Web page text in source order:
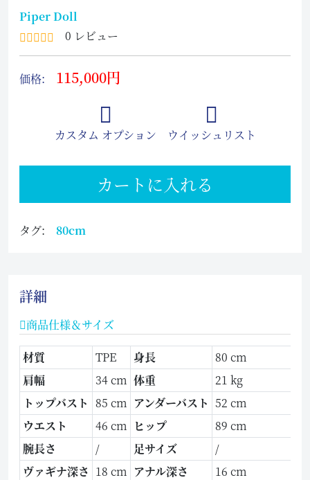
Piper Doll
0 レビュー
価格: 115,000円
カスタム オプション ウイッシュリスト
カートに入れる
タグ: 80cm
詳細
商品仕様＆サイズ
材質 TPE 身長
80 cm
肩幅
34 cm 体重
21 kg
トップバスト 85 cm アンダーバスト 52 cm
ウエスト
46 cm ヒップ
89 cm
腕長さ
/ 足サイズ
/
ヴァギナ深さ 18 cm アナル深さ
16 cm